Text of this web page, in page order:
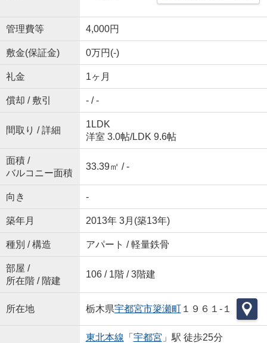
管理費等 4,000円
敷金(保証金) 0万円(-)
礼金 1ヶ月
償却 / 敷引 - / -
間取り / 詳細
1LDK
洋室 3.0帖/LDK 9.6帖
面積 /
バルコニー面積
33.39㎡ / -
向き -
築年月 2013年 3月(築13年)
種別 / 構造 アパート / 軽量鉄骨
部屋 /
所在階 / 階建
106 / 1階 / 3階建
所在地 栃木県宇都宮市簗瀬町１９６１-１
東北本線 「 宇都宮 」駅 徒歩25分